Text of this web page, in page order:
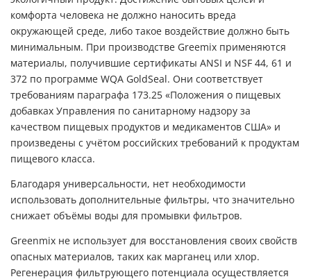
комфорта человека не должно наносить вреда
окружающей среде, либо такое воздействие должно быть
минимальным. При производстве Greemix применяются
материалы, получившие сертификаты ANSI и NSF 44, 61 и
372 по программе WQA GoldSeal. Они соответствует
требованиям параграфа 173.25 «Положения о пищевых
добавках Управления по санитарному надзору за
качеством пищевых продуктов и медикаментов США» и
произведены с учётом российских требований к продуктам
пищевого класса.
Благодаря универсальности, нет необходимости
использовать дополнительные фильтры, что значительно
снижает объёмы воды для промывки фильтров.
Greenmix не использует для восстановления своих свойств
опасных материалов, таких как марганец или хлор.
Регенерация фильтрующего потенциала осуществляется